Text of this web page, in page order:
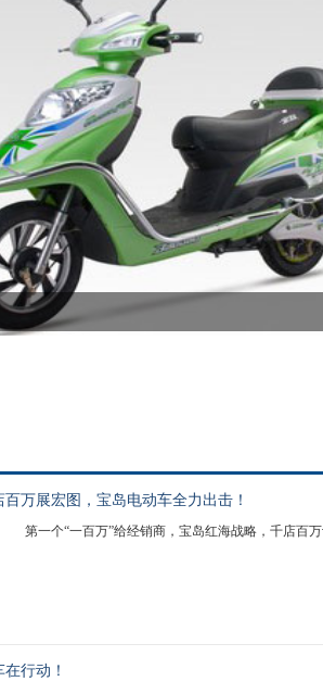
万展宏图，宝岛电动车全力出击！
第一个“一百万”给经销商，宝岛红海战略，千店百
行动！